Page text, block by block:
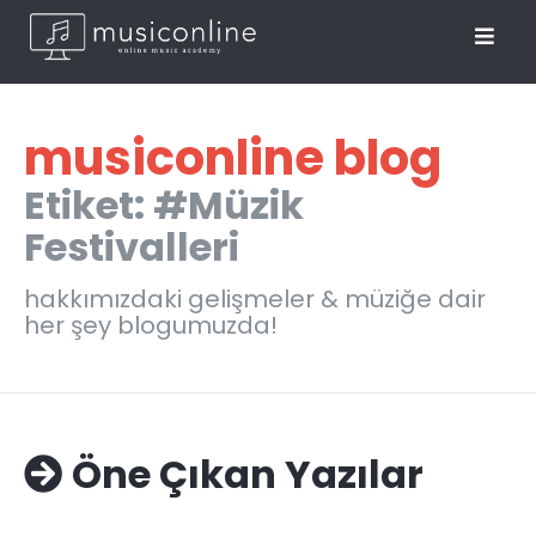
musiconline blog
Etiket: #Müzik
Festivalleri
hakkımızdaki gelişmeler & müziğe dair
her şey blogumuzda!
Öne Çıkan Yazılar